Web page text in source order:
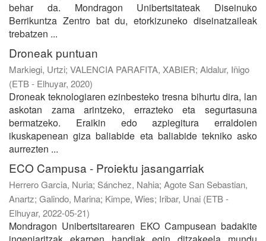
behar da. Mondragon Unibertsitateak Diseinuko
Berrikuntza Zentro bat du, etorkizuneko diseinatzaileak
trebatzen ...
Droneak puntuan
Markiegi, Urtzi; VALENCIA PARAFITA, XABIER; Aldalur, Iñigo
(ETB - Elhuyar, 2020)
Droneak teknologiaren ezinbesteko tresna bihurtu dira, lan
askotan zama arintzeko, errazteko eta segurtasuna
bermatzeko. Eraikin edo azpiegitura erraldoien
ikuskapenean giza baliabide eta baliabide tekniko asko
aurrezten ...
ECO Campusa - Proiektu jasangarriak
Herrero Garcia, Nuria; Sánchez, Nahia; Agote San Sebastian,
Anartz; Galindo, Marina; Kimpe, Wies; Iribar, Unai (ETB -
Elhuyar, 2022-05-21)
Mondragon Unibertsitarearen EKO Campusean badakite